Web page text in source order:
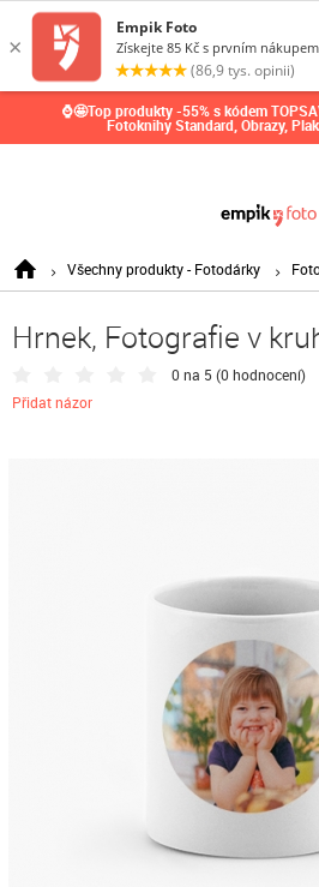
⌚🤩Top produkty -55% s kódem
Fotoknihy Standard, Obrazy,
Všechny produkty - Fotodárky
Hrnek, Fotografie v
0 na 5 (0 hodnocení)
Přidat názor